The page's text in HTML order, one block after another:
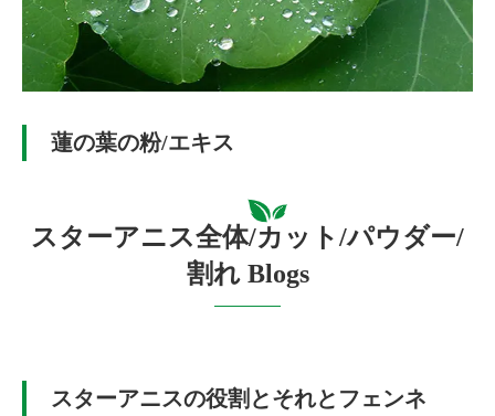
蓮の葉の粉/エキス
スターアニス全体/カット/パウダー/
割れ Blogs
スターアニスの役割とそれとフェンネ